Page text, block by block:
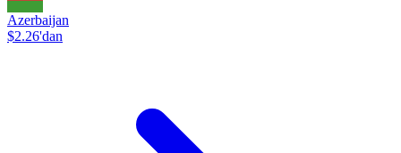
Azerbaijan
$2.26'dan